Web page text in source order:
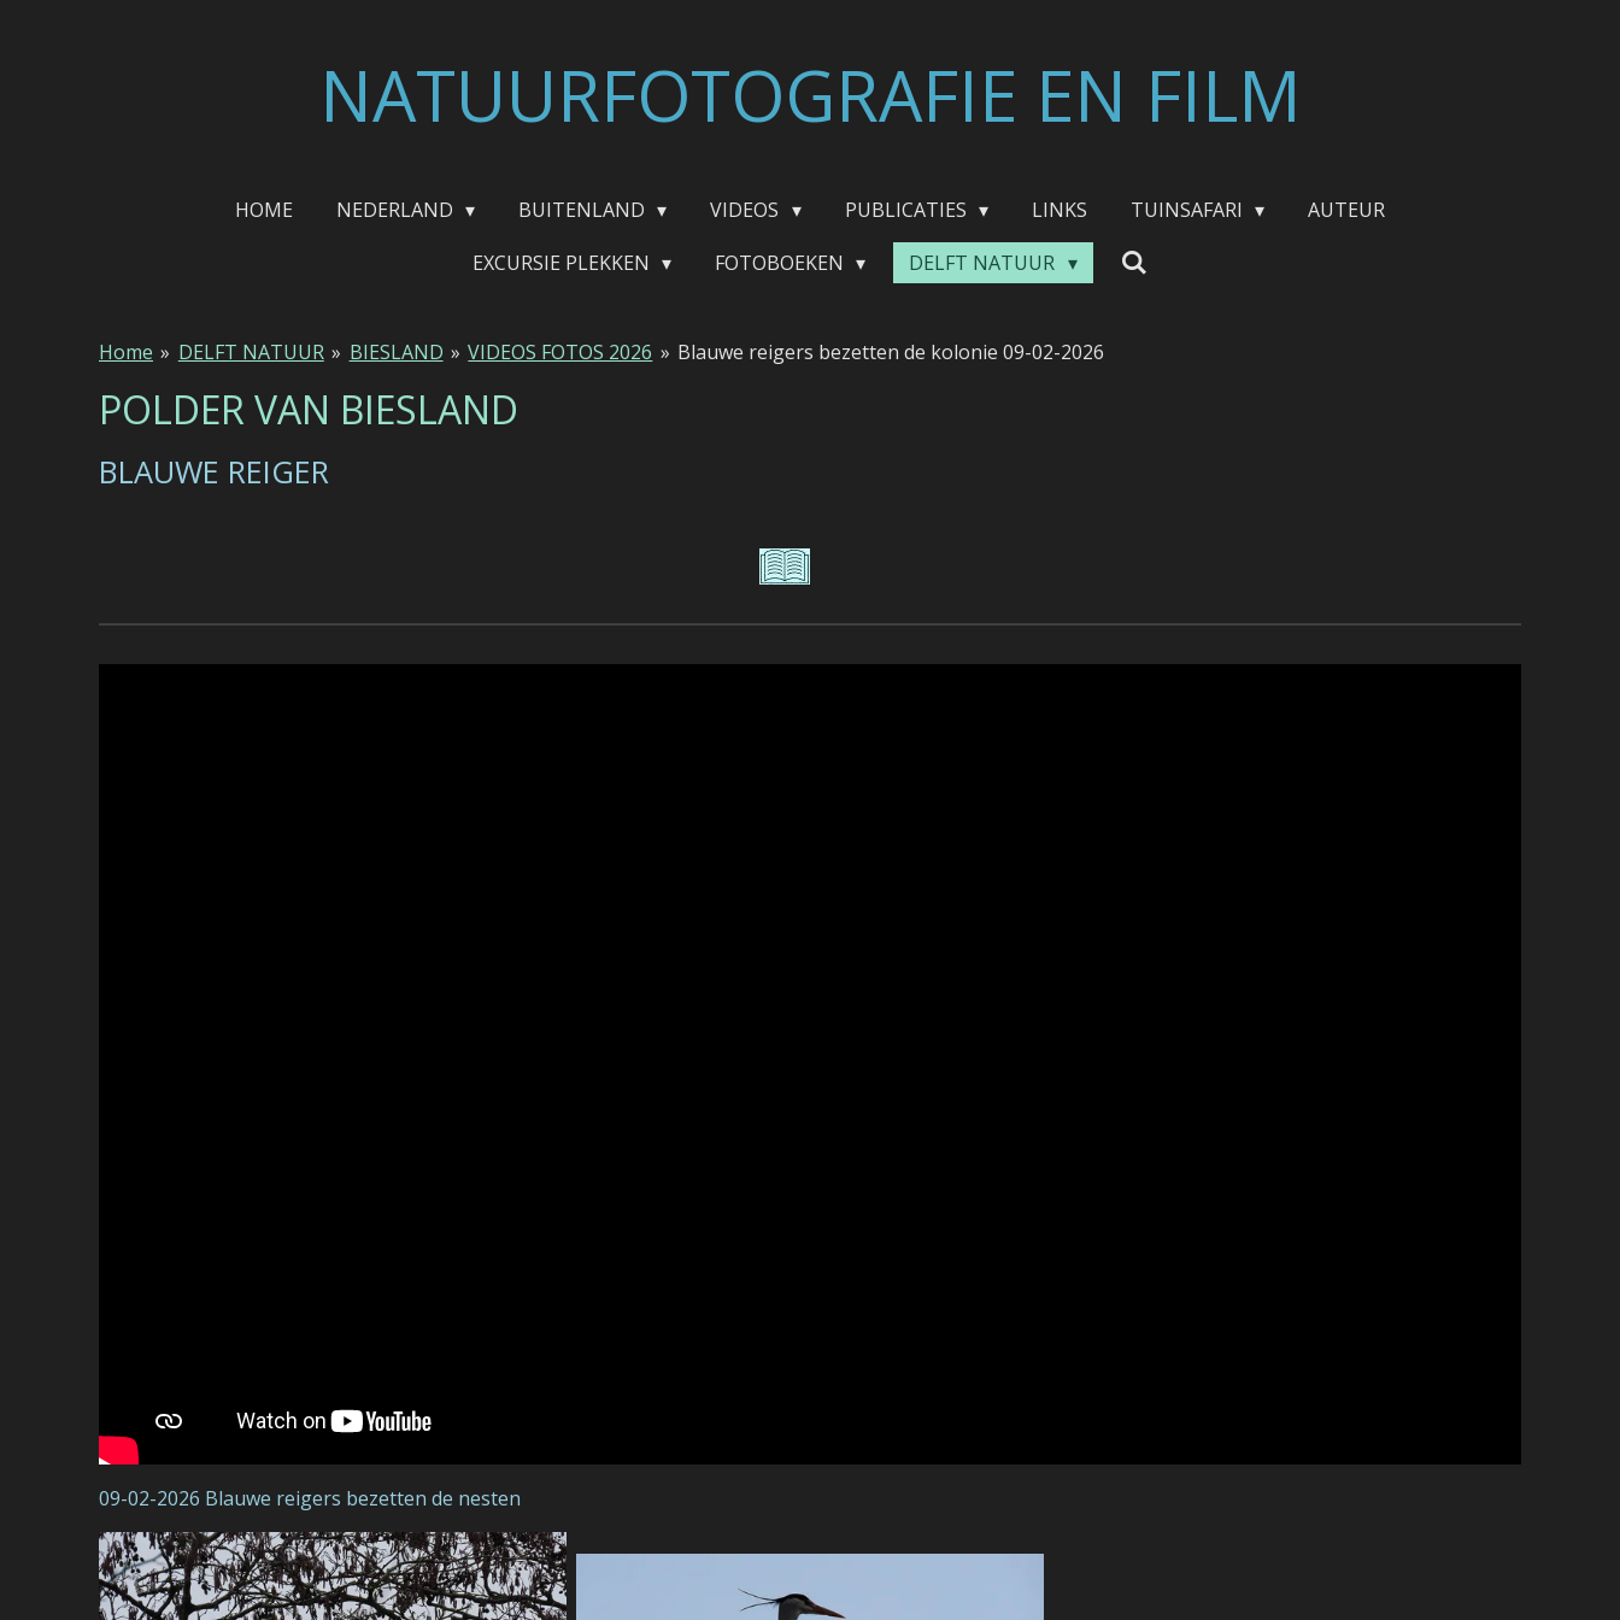
NATUURFOTOGRAFIE EN FILM
HOME NEDERLAND BUITENLAND VIDEOS PUBLICATIES LINKS TUINSAFARI
AUTEUR
EXCURSIE PLEKKEN
FOTOBOEKEN DELFT NATUUR
Home » DELFT NATUUR » BIESLAND » VIDEOS FOTOS 2026 » Blauwe reigers bezetten de kolonie 09-02-2026
POLDER VAN BIESLAND
BLAUWE REIGER
09-02-2026 Blauwe reigers bezetten de nesten